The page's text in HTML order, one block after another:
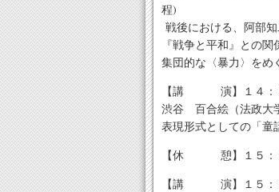
程)
戦後における、阿部
『戦争と平和』との
集団的な〈暴力〉を
【講 演】１４：
渋谷 百合絵（法政大
表現形式としての「
【休 憩】１５：
【講 演】１５：